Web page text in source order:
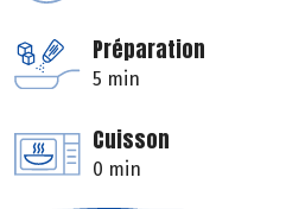
Préparation
5 min
Cuisson
0 min